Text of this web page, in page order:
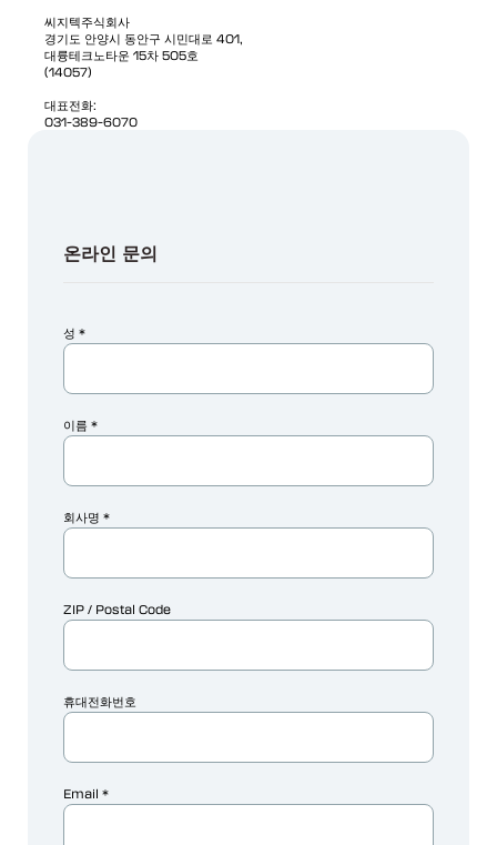
씨지텍주식회사
경기도 안양시 동안구 시민대로 401,
대륭테크노타운 15차 505호
(14057)
대표전화:
031-389-6070